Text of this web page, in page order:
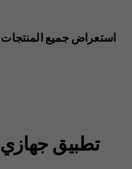
استعراض جميع المنتجات
تطبيق جهازي